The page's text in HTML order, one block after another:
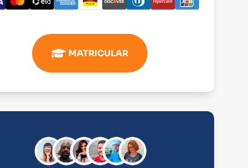
MATRICULAR